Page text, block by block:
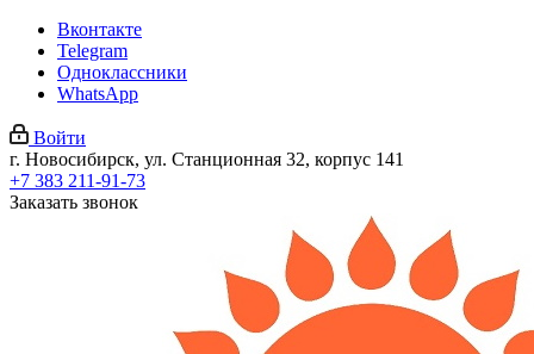
Вконтакте
Telegram
Одноклассники
WhatsApp
Войти
г. Новосибирск, ул. Станционная 32, корпус 141
+7 383 211-91-73
Заказать звонок